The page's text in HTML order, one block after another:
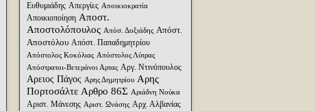
Ευθυμιάδης Απεργίες Αποικιοκρατία
Αποικιοποίηση Αποστ.
Αποστολόπουλος Απόσ. Δοξιάδης Απόστ.
Αποστόλου Απόστ. Παπαδημητρίου
Απόστολος Κοκόλιας Απόστολος Λύτρας
Απόστρατοι-Βετεράνοι Αρτας Αργ. Ντινόπουλος
Αρειος Πάγος Αρης Δημητρίου Αρης
Πορτοσάλτε Αρθρο 86Σ Αριάδνη Nούκα
Αριστ. Μάνεσης Αριστ. Ωνάσης Αρχ. Αλβανίας